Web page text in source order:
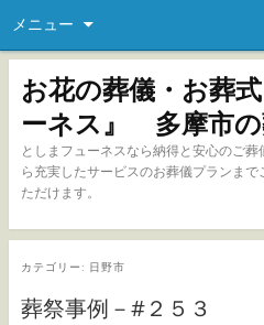
メニュー
お花の葬儀・お葬
ーネス』 多摩市
としまフューネスなら納得と安心のご
ら充実したサービスのお葬儀プランま
ただけます。
カテゴリー: 日野市
葬祭事例－#２５３